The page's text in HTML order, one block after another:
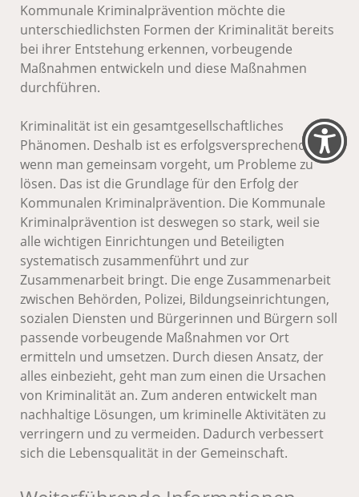
Kommunale Kriminalprävention möchte die
unterschiedlichsten Formen der Kriminalität bereits
bei ihrer Entstehung erkennen, vorbeugende
Maßnahmen entwickeln und diese Maßnahmen
durchführen.
Kriminalität ist ein gesamtgesellschaftliches
Phänomen. Deshalb ist es erfolgsversprechend,
wenn man gemeinsam vorgeht, um Probleme zu
lösen. Das ist die Grundlage für den Erfolg der
Kommunalen Kriminalprävention. Die Kommunale
Kriminalprävention ist deswegen so stark, weil sie
alle wichtigen Einrichtungen und Beteiligten
systematisch zusammenführt und zur
Zusammenarbeit bringt. Die enge Zusammenarbeit
zwischen Behörden, Polizei, Bildungseinrichtungen,
sozialen Diensten und Bürgerinnen und Bürgern soll
passende vorbeugende Maßnahmen vor Ort
ermitteln und umsetzen. Durch diesen Ansatz, der
alles einbezieht, geht man zum einen die Ursachen
von Kriminalität an. Zum anderen entwickelt man
nachhaltige Lösungen, um kriminelle Aktivitäten zu
verringern und zu vermeiden. Dadurch verbessert
sich die Lebensqualität in der Gemeinschaft.